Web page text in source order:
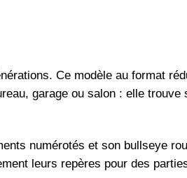
Ce modèle au format
garage ou salon : elle
numérotés et son bullseye
leurs repères pour des